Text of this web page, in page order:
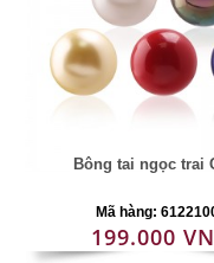
Bông tai ngọc trai
Mã hàng:
199.000